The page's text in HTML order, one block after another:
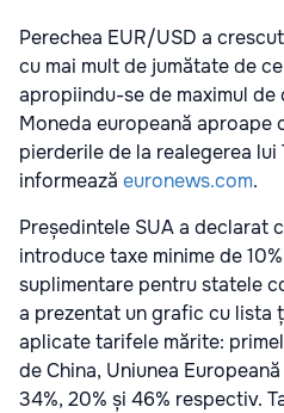
Perechea EUR/USD a
cu mai mult de jumătate de
apropiindu-se de maximul de
Moneda europeană aproape
pierderile de la realegerea
informează euronews.com.
Președintele SUA a declarat
introduce taxe minime de
suplimentare pentru statele
a prezentat un grafic cu lista
aplicate tarifele mărite:
de China, Uniunea
34%, 20% și 46% respectiv.